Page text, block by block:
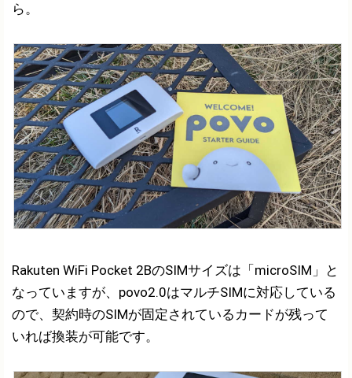
ら。
Rakuten WiFi Pocket 2BのSIMサイズは「microSIM」と
なっていますが、povo2.0はマルチSIMに対応している
ので、契約時のSIMが固定されているカードが残って
いれば換装が可能です。